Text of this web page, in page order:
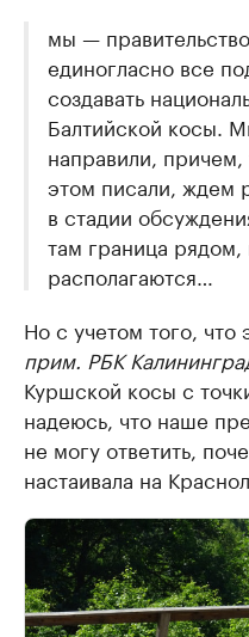
мы —
единогласно все
создавать
Балтийской косы.
направили,
этом писали, ждем
в стадии
там граница рядом,
располагаются…
Но с учетом того, что
прим. РБК
Куршской косы с
надеюсь, что наше
не могу ответить,
настаивала на